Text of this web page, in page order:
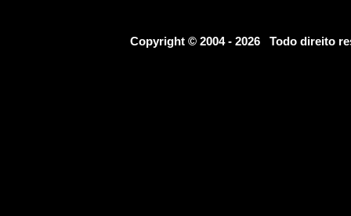
Copyright © 2004 - 2026 Todo direito